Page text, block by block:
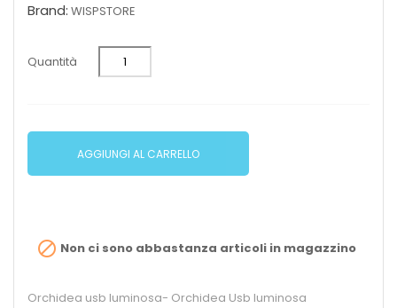
Brand: WISPSTORE
Quantità
AGGIUNGI AL CARRELLO
 Non ci sono abbastanza articoli in magazzino
Orchidea usb luminosa- Orchidea Usb luminosa